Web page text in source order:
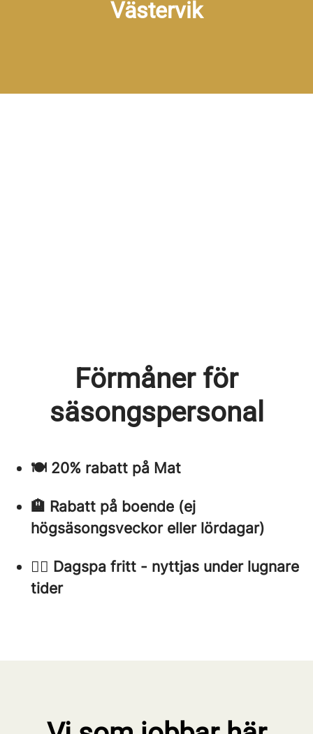
Västervik
Förmåner för
säsongspersonal
🍽 20% rabatt på Mat
🏨 Rabatt på boende (ej
högsäsongsveckor eller lördagar)
🧖‍♀️ Dagspa fritt - nyttjas under lugnare
tider